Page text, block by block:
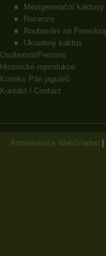
Mezigenerační kaktusy
Recenze
Roubování na
Ukradený kaktus
Osobnosti/Persons
Historické reprodukce
Komiks Pán jaguárů
Kontakt / Contact
Administrace WebSnadno|